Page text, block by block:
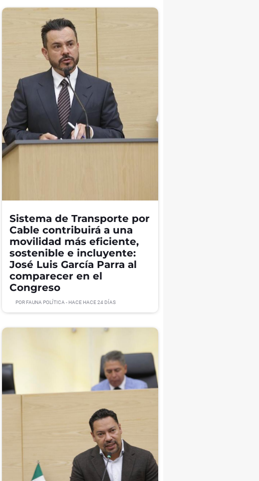
Sistema de Transporte por
Cable contribuirá a una
movilidad más eficiente,
sostenible e incluyente:
José Luis García Parra al
comparecer en el
Congreso
POR FAUNA POLÍTICA - HACE HACE 24 DÍAS